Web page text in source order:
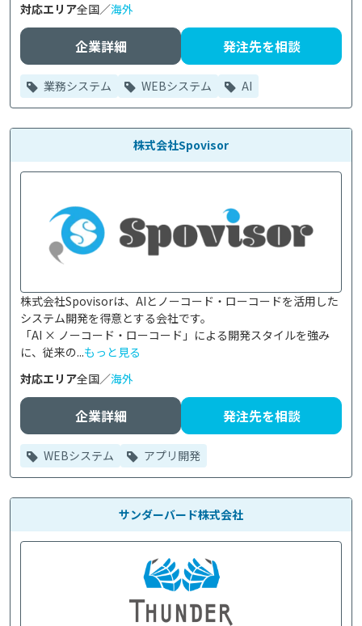
対応エリア全国／海外
企業詳細 発注先を相談
業務システム WEBシステム AI
株式会社Spovisor
株式会社Spovisorは、AIとノーコード・ローコードを活用した
システム開発を得意とする会社です。
「AI × ノーコード・ローコード」による開発スタイルを強み
に、従来の...もっと見る
対応エリア全国／海外
企業詳細 発注先を相談
WEBシステム アプリ開発
サンダーバード株式会社